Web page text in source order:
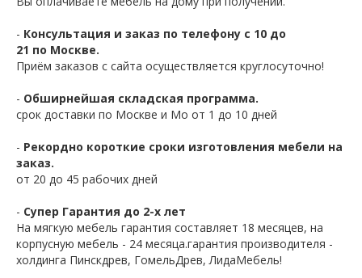
- Консультация и заказ по телефону с 10 до
21 по Москве.
Приём заказов с сайта осуществляется круглосуточно!
- Обширнейшая складская программа.
срок доставки по Москве и Мо от 1 до 10 дней
- Рекордно короткие сроки изготовления мебели на
заказ.
от 20 до 45 рабочих дней
- Супер Гарантия до 2-х лет
На мягкую мебель гарантия составляет 18 месяцев, на
корпусную мебель - 24 месяца.гарантия производителя -
холдинга Пинскдрев, ГомельДрев, ЛидаМебель!